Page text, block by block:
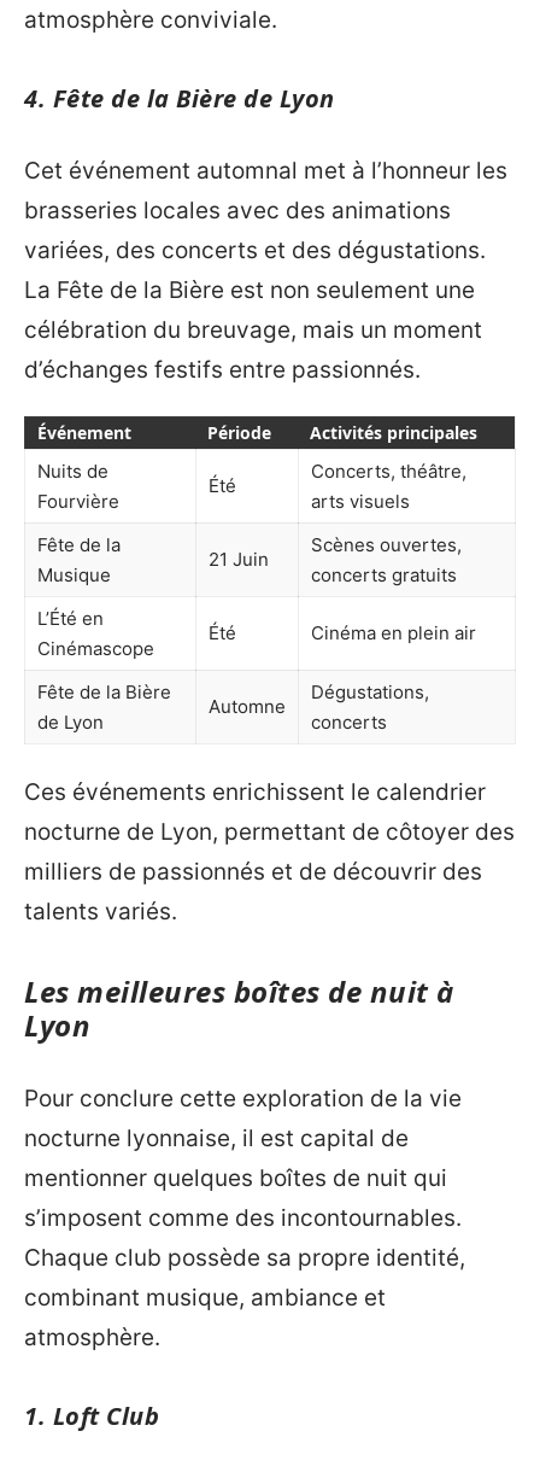
atmosphère conviviale.
4. Fête de la Bière de Lyon
Cet événement automnal met à l’honneur les
brasseries locales avec des animations
variées, des concerts et des dégustations.
La Fête de la Bière est non seulement une
célébration du breuvage, mais un moment
d’échanges festifs entre passionnés.
Événement Période
Activités principales
Nuits de
Fourvière
Été
Concerts, théâtre,
arts visuels
Fête de la
Musique
21 Juin
Scènes ouvertes,
concerts gratuits
L’Été en
Cinémascope
Été Cinéma en plein air
Fête de la Bière
de Lyon
Automne
Dégustations,
concerts
Ces événements enrichissent le calendrier
nocturne de Lyon, permettant de côtoyer des
milliers de passionnés et de découvrir des
talents variés.
Les meilleures boîtes de nuit à
Lyon
Pour conclure cette exploration de la vie
nocturne lyonnaise, il est capital de
mentionner quelques boîtes de nuit qui
s’imposent comme des incontournables.
Chaque club possède sa propre identité,
combinant musique, ambiance et
atmosphère.
1. Loft Club